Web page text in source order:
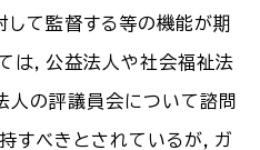
して監督する等の機能が期
は，公益法人や社会福祉法
人の評議員会について諮問
すべきとされているが，ガ